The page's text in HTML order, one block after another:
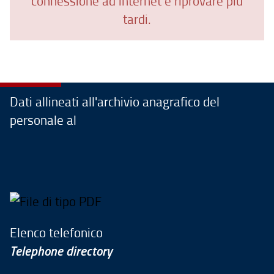
tardi.
Dati allineati all'archivio anagrafico del
personale al
Elenco telefonico
Telephone directory